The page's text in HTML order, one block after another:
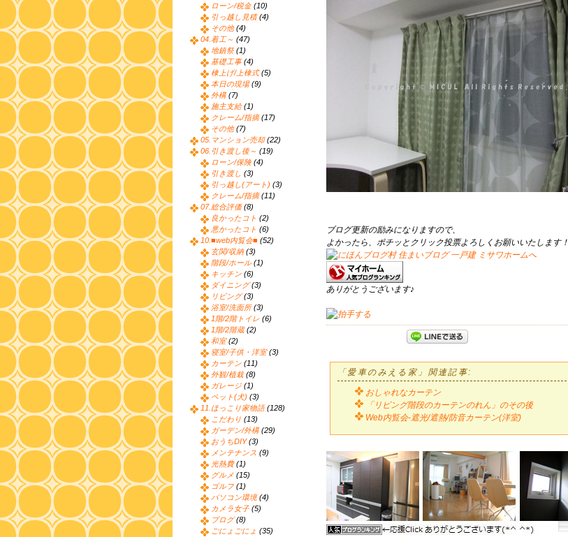
ブログ更新の励みになりますので、
よかったら、ポチッとクリック投票よろしくお願いいたします！
ありがとうございます♪
「愛車のみえる家」関連記事:
おしゃれなカーテン
「リビング階段のカーテンのれん」のその後
Web内覧会-遮光/遮熱/防音カーテン(洋室)
ローン/税金(10)
引っ越し見積(4)
その他 (4)
04.着工～ (47)
地鎮祭 (1)
基礎工事(4)
棟上げ/上棟式(5)
本日の現場(9)
外構(7)
施主支給(1)
クレーム/指摘(17)
その他 (7)
05.マンション売却(22)
06.引き渡し後～ (19)
ローン/保険(4)
引き渡し (3)
引っ越し(アート) (3)
クレーム/指摘(11)
07.総合評価(8)
良かったコト (2)
悪かったコト (6)
10.■web内覧会■ (52)
玄関/収納(3)
階段/ホール(1)
キッチン (6)
ダイニング(3)
リビング(3)
浴室/洗面所(3)
1階/2階トイレ (6)
1階/2階蔵(2)
和室(2)
寝室/子供・洋室(3)
カーテン (11)
外観/植栽(8)
ガレージ (1)
ペット(犬) (3)
11.ほっこり家物語(128)
こだわり (13)
ガーデン/外構(29)
おうちDIY(3)
メンテナンス (9)
光熱費(1)
グルメ (15)
ゴルフ (1)
パソコン環境(4)
カメラ女子 (5)
ブログ(8)
ごにょごにょ (35)